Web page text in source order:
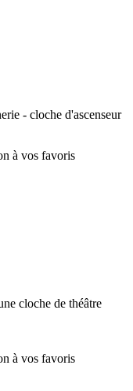
- cloche d'ascenseur
cloche de théâtre